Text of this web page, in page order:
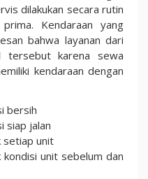
dilakukan secara rutin
Kendaraan yang
bahwa layanan dari
tersebut karena sewa
kendaraan dengan
bersih
siap jalan
setiap unit
unit sebelum dan